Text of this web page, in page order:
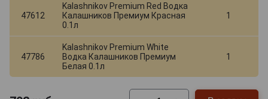
47612
Kalashnikov Premium Red Водка
Калашников Премиум Красная
0.1л
1
47786
Kalashnikov Premium White
Водка Калашников Премиум
Белая 0.1л
1